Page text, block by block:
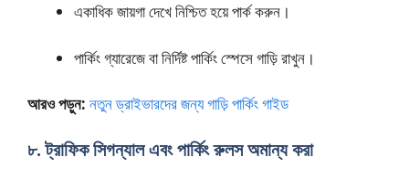
একাধিক জায়গা দেখে নিশ্চিত হয়ে পার্ক করুন।
পার্কিং গ্যারেজে বা নির্দিষ্ট পার্কিং স্পেসে গাড়ি রাখুন।
আরও পড়ুন: নতুন ড্রাইভারদের জন্য গাড়ি পার্কিং গাইড
৮. ট্রাফিক সিগন্যাল এবং পার্কিং রুলস অমান্য করা